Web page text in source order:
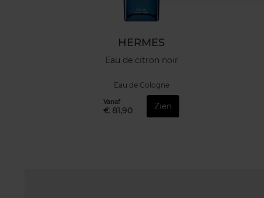
HERMES
Eau de citron noir
Eau de Cologne
Vanaf
€ 81,90 Zien